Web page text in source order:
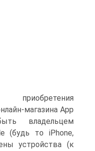
магазина App
владельцем
(будь то iPhone,
устройства (к